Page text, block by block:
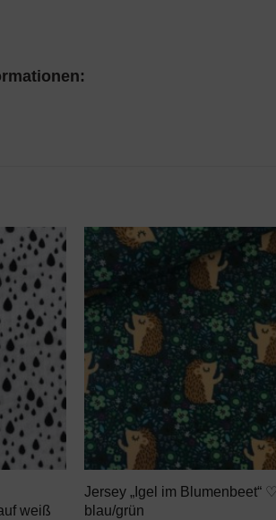
weiß
AUF DEN
+
Jersey „Igel im Blumenbeet“ ♡
blau/grün